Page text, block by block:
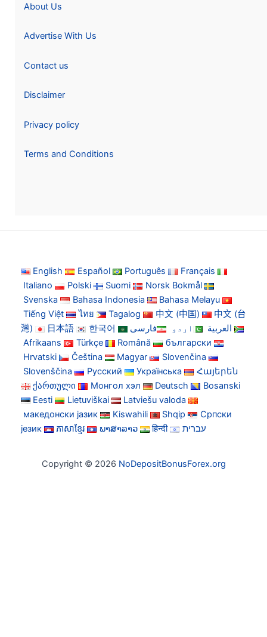
About Us
Advertise With Us
Contact us
Disclaimer
Privacy policy
Terms and Conditions
English Español Português
Français
Italiano
Polski Suomi
Norsk Bokmål
Svenska
Bahasa Indonesia
Bahasa Melayu
Tiếng Việt
ไทย Tagalog 中文 (中国)
中文 (台
灣)
日本語 한국어 العربية اردو
فارسی
Afrikaans
Türkçe Română
български
Hrvatski
Čeština Magyar
Slovenčina
Slovenščina
Русский Українська
Հայերեն
ქართული
Монгол хэл Deutsch
Bosanski
Eesti
Lietuviškai
Latviešu valoda
македонски јазик
Kiswahili Shqip
Српски
језик
ភាសាខ្មែរ ພາສາລາວ हिन्दी עברית
Copyright © 2026 NoDepositBonusForex.org